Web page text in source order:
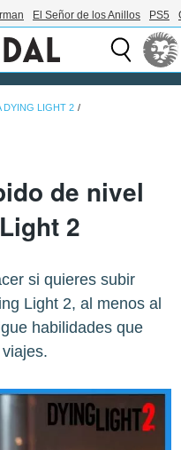
El Señor de los Anillos PS5
DYING LIGHT 2
de nivel
2
si quieres subir
Light 2, al menos al
habilidades que